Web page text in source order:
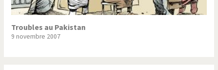
Troubles au Pakistan
9 novembre 2007